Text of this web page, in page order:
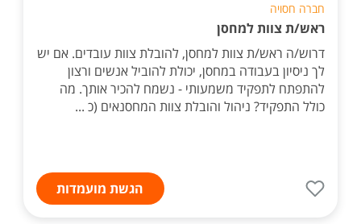
חברה חסויה
ראש/ת צוות למחסן
דרוש/ה ראש/ת צוות למחסן, להובלת צוות עובדים. אם יש
לך ניסיון בעבודה במחסן, יכולת להוביל אנשים ורצון
להתפתח לתפקיד משמעותי - נשמח להכיר אותך. מה
כולל התפקיד? ניהול והובלת צוות המחסנאים (כ ...
הגשת מועמדות